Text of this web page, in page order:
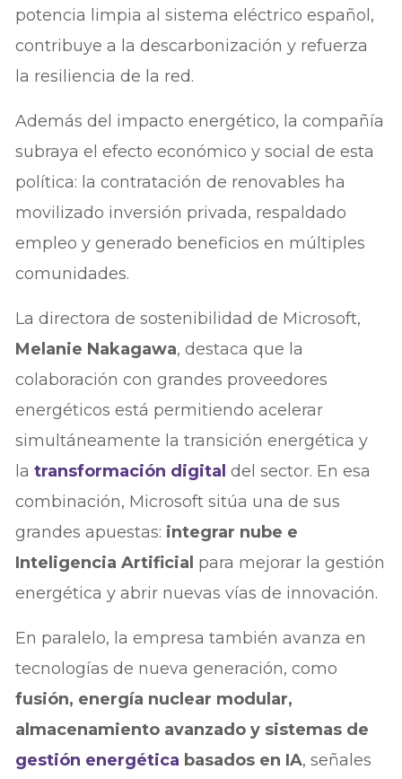
potencia limpia al sistema eléctrico español,
contribuye a la descarbonización y refuerza
la resiliencia de la red.
Además del impacto energético, la compañía
subraya el efecto económico y social de esta
política: la contratación de renovables ha
movilizado inversión privada, respaldado
empleo y generado beneficios en múltiples
comunidades.
La directora de sostenibilidad de Microsoft,
Melanie Nakagawa, destaca que la
colaboración con grandes proveedores
energéticos está permitiendo acelerar
simultáneamente la transición energética y
la transformación digitaldel sector. En esa
combinación, Microsoft sitúa una de sus
grandes apuestas: integrar nube e
Inteligencia Artificial para mejorar la gestión
energética y abrir nuevas vías de innovación.
En paralelo, la empresa también avanza en
tecnologías de nueva generación, como
fusión, energía nuclear modular,
almacenamiento avanzado y sistemas de
gestión energética basados en IA, señales